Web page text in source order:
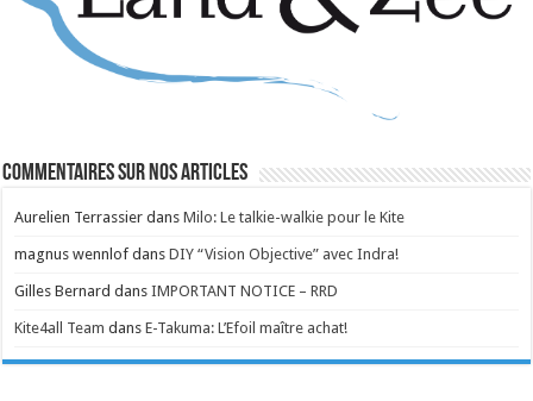
Commentaires sur nos articles
Aurelien Terrassier dansMilo: Le talkie-walkie pour le Kite
magnus wennlof dansDIY “Vision Objective” avec Indra!
Gilles Bernard dansIMPORTANT NOTICE – RRD
Kite4all Team dansE-Takuma: L’Efoil maître achat!